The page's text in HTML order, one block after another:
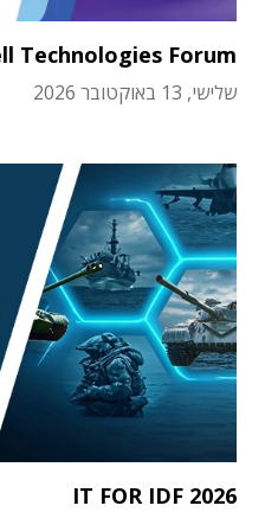
Technologies Forum
שלישי, 13 באוקטובר 2026
IT FOR IDF 2026